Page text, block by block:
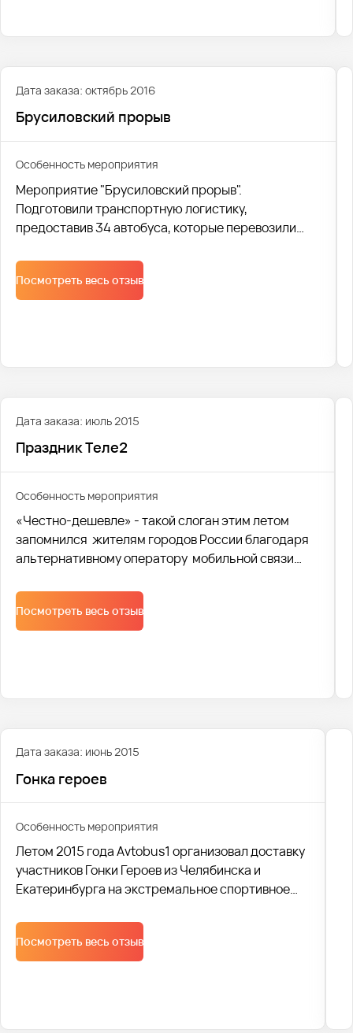
Дата заказа: октябрь 2016
Брусиловский прорыв
Особенность мероприятия
Мероприятие "Брусиловский прорыв".
Подготовили транспортную логистику,
предоставив 34 автобуса, которые перевозили
начиная от маршрутов, постановки автобусов до
согласования списка детей в ГАИ. Это позволяет
нам для своих клиентов оставаться надежной
Посмотреть весь отзыв
Дата заказа: июль 2015
Праздник Теле2
Особенность мероприятия
«Честно-дешевле» - такой слоган этим летом
запомнился жителям городов России благодаря
альтернативному оператору мобильной связи
масштабном празднике, организованном
компанией. Транспортной компанией Avtobus1
была осуществлена доставка участников и
Посмотреть весь отзыв
Дата заказа: июнь 2015
Гонка героев
Особенность мероприятия
Летом 2015 года Avtobus1 организовал доставку
участников Гонки Героев из Челябинска и
Екатеринбурга на экстремальное спортивное
доставлено 15 000 человек на 120 автобусах.
Посмотреть весь отзыв